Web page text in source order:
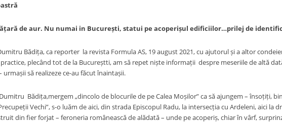
de aur. Nu numai in București, statui pe acoperișul edificiilor…prilej de
Bădița, ca reporter la revista Formula AS, 19 august 2021, cu ajutorul și a altor
plecând tot de la Bucureștti, am să repet niște informații despre meseriile de altă
să realizeze ce-au făcut înaintașii.
Bădița,mergem „dincolo de blocurile de pe Calea Moșilor” ca să ajungem – însoțiți,
Vechi”, s-o luăm de aici, din strada Episcopul Radu, la intersecția cu Ardeleni, aici la
din fier forjat – feroneria românească de alădată – unde pe acoperiș, chiar în vârf,